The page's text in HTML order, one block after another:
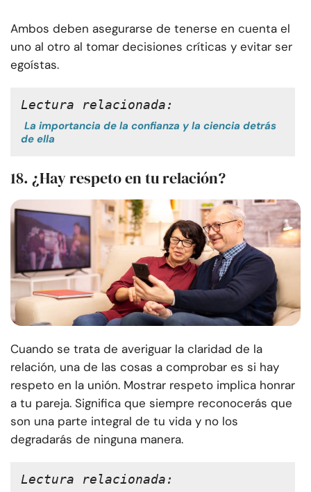
Ambos deben asegurarse de tenerse en cuenta el
uno al otro al tomar decisiones críticas y evitar ser
egoístas.
Lectura relacionada:
La importancia de la confianza y la ciencia detrás
de ella
18. ¿Hay respeto en tu relación?
Cuando se trata de averiguar la claridad de la
relación, una de las cosas a comprobar es si hay
respeto en la unión. Mostrar respeto implica honrar
a tu pareja. Significa que siempre reconocerás que
son una parte integral de tu vida y no los
degradarás de ninguna manera.
Lectura relacionada: